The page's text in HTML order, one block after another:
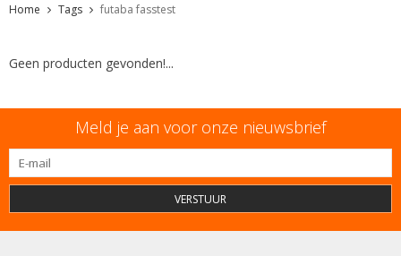
Home Tags futaba fasstest
Geen producten gevonden!...
Meld je aan voor onze nieuwsbrief
VERSTUUR